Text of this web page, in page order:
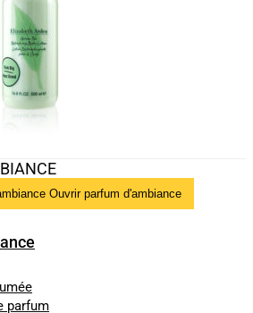
Ouvrir parfum d'ambiance
parfum